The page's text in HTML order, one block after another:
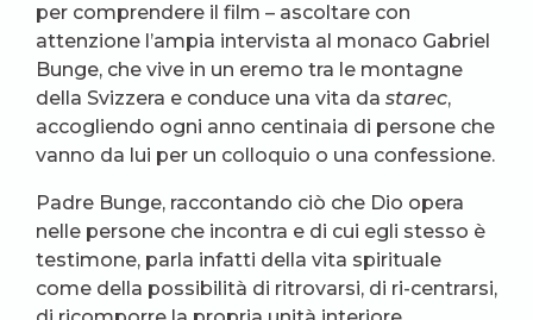
per comprendere il film – ascoltare con
attenzione l’ampia intervista al monaco Gabriel
Bunge, che vive in un eremo tra le montagne
della Svizzera e conduce una vita da starec,
accogliendo ogni anno centinaia di persone che
vanno da lui per un colloquio o una confessione.
Padre Bunge, raccontando ciò che Dio opera
nelle persone che incontra e di cui egli stesso è
testimone, parla infatti della vita spirituale
come della possibilità di ritrovarsi, di ri-centrarsi,